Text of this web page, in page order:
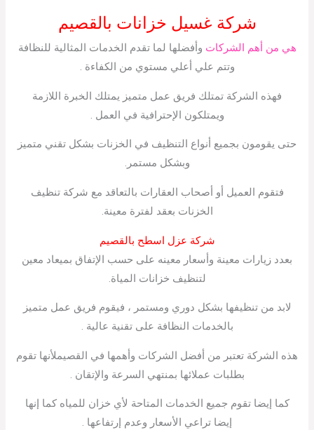
شركة غسيل خزانات بالقصيم
هي من أهم الشركات وأفضلها لما تقدم الخدمات المثالية للنظافة
وتتم علي أعلي مستوي من الكفاءة .
فهذه الشركة تمتلك فريق عمل متميز يمتلك الخبرة اللازمة
ويمتلكون الإحترافية في العمل .
حتى يقومون بجميع أنواع التنظيف في الخزنات بشكل تقني متميز
وبشكل مستمر.
فتقوم العميل أو أصحاب العقارات بالتعاقد مع شركة تنظيف
الخزنات بعقد لفترة معينة.
شركة عزل اسطح بالقصيم
بعدد زيارات معينة وأسعار معينه على حسب الإتفاق بميعاد معين
لتنظيف خزانات المياة.
لابد من تنظيفها بشكل دوري ومستمر ، فيقوم فريق عمل متميز
بالخدمات النظافة على تقنية عالية .
هذه الشركة تعتبر من أفضل الشركات وأهمها في القصيملأنها تقوم
بطلبات عملائها بمنتهي السرعة والإتقان .
كما إيضا تقوم جميع الخدمات المتاحة لأي خزان للمياه كما إنها
إيضا تراعي الأسعار وعدم إرتفاعها .